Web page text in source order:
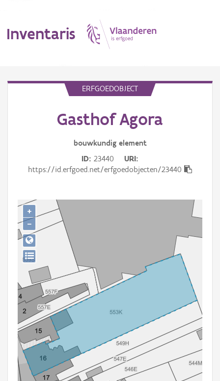
Inventaris
Gebeurtenis
Persoon of collectief
Downloads
Hergebruik
Aanmelden
ERFGOEDOBJECT
Gasthof Agora
bouwkundig element
ID 23440
URI
https://id.erfgoed.net/erfgoedobjecten/23440
+
−